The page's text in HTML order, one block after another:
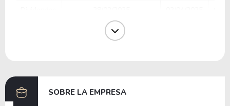
29/11/2024
SOBRE LA EMPRESA